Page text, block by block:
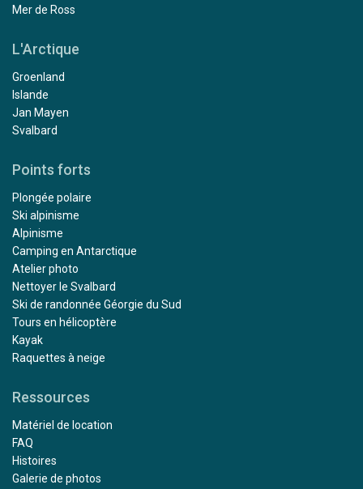
Mer de Ross
L'Arctique
Groenland
Islande
Jan Mayen
Svalbard
Points forts
Plongée polaire
Ski alpinisme
Alpinisme
Camping en Antarctique
Atelier photo
Nettoyer le Svalbard
Ski de randonnée Géorgie du Sud
Tours en hélicoptère
Kayak
Raquettes à neige
Ressources
Matériel de location
FAQ
Histoires
Galerie de photos